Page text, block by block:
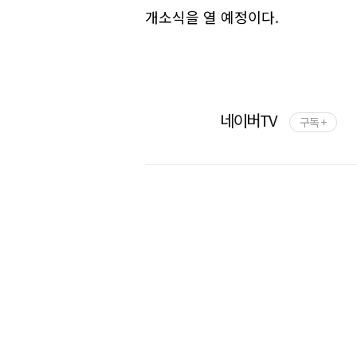
개소식을 열 예정이다.
네이버TV 구독 +